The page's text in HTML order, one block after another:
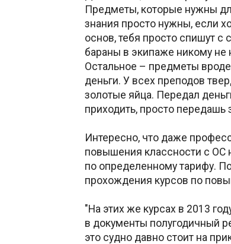
Предметы, которые нужны
знания просто нужны, если
основ, тебя просто спишут с
бараны в экипаже никому не
Остальное – предметы
деньги. У всех преподов
золотые яйца. Передал
приходить, просто передашь
Интересно, что даже
повышения классности с ОС
по определенному тарифу.
прохождения курсов по
"На этих же курсах в 2013
в документы полугодичный
это судно давно стоит на